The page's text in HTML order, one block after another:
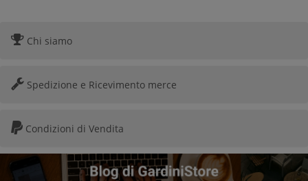
Chi siamo
Spedizione e Ricevimento merce
Condizioni di Vendita